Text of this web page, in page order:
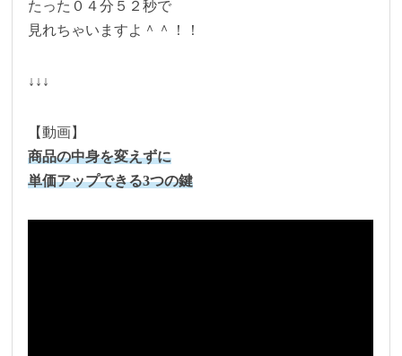
たった０４分５２秒で
見れちゃいますよ＾＾！！
↓↓↓
【動画】
商品の中身を変えずに
単価アップできる3つの鍵